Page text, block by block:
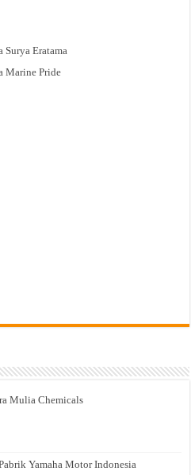
Surya Eratama
Marine Pride
Mulia Chemicals
Yamaha Motor Indonesia